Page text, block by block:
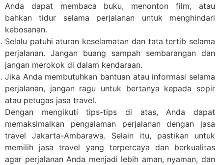
Anda dapat membaca buku, menonton film, atau
bahkan tidur selama perjalanan untuk menghindari
kebosanan.
Selalu patuhi aturan keselamatan dan tata tertib selama
perjalanan. Jangan buang sampah sembarangan dan
jangan merokok di dalam kendaraan.
Jika Anda membutuhkan bantuan atau informasi selama
perjalanan, jangan ragu untuk bertanya kepada sopir
atau petugas jasa travel.
Dengan mengikuti tips-tips di atas, Anda dapat
memaksimalkan pengalaman perjalanan dengan jasa
travel Jakarta-Ambarawa. Selain itu, pastikan untuk
memilih jasa travel yang terpercaya dan berkualitas
agar perjalanan Anda menjadi lebih aman, nyaman, dan